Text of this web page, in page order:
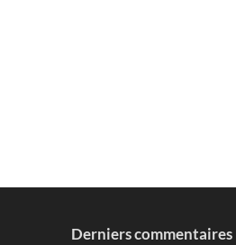
Derniers commentaires